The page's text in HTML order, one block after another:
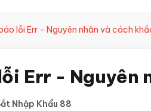
lỗi Err - Nguyên nhân và cách
Err - Nguyên
Nhập Khẩu 88